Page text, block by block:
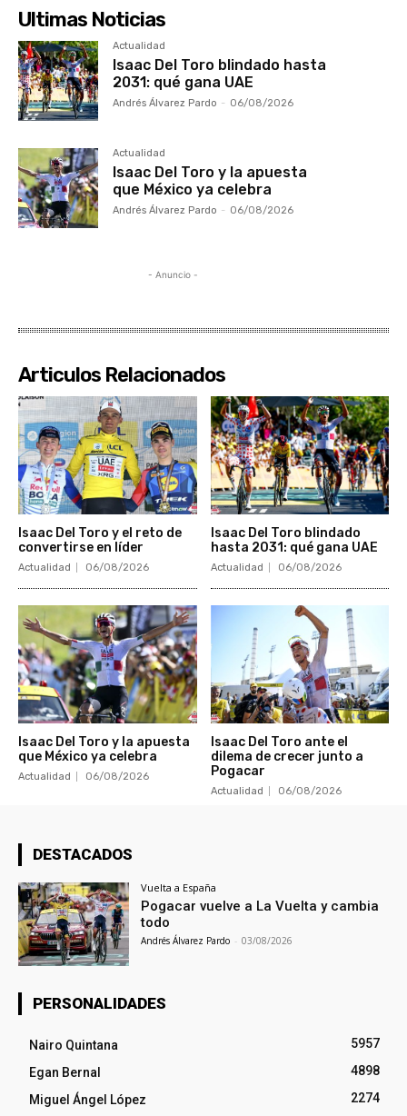
Ultimas Noticias
Actualidad
Isaac Del Toro blindado hasta
2031: qué gana UAE
Andrés Álvarez Pardo - 06/08/2026
Actualidad
Isaac Del Toro y la apuesta
que México ya celebra
Andrés Álvarez Pardo - 06/08/2026
- Anuncio -
Articulos Relacionados
Isaac Del Toro y el reto de
convertirse en líder
Actualidad 06/08/2026
Isaac Del Toro blindado
hasta 2031: qué gana UAE
Actualidad 06/08/2026
Isaac Del Toro y la apuesta
que México ya celebra
Actualidad 06/08/2026
Isaac Del Toro ante el
dilema de crecer junto a
Pogacar
Actualidad 06/08/2026
DESTACADOS
Vuelta a España
Pogacar vuelve a La Vuelta y cambia
todo
Andrés Álvarez Pardo - 03/08/2026
PERSONALIDADES
Nairo Quintana
5957
Egan Bernal
4898
Miguel Ángel López
2274